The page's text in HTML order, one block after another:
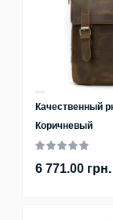
Качественный
Коричневый
6 771.00 грн.